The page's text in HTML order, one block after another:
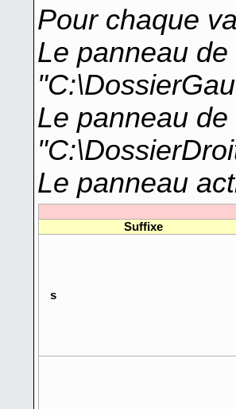
Pour chaque
Le panneau
Le panneau
Le panneau
Suffixe
s